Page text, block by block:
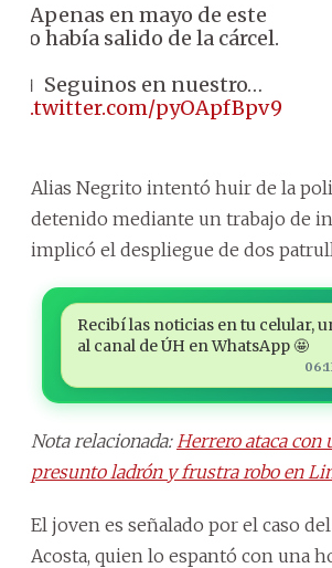
♦️ Apenas en mayo de este
año había salido de la cárcel.
📱 Seguinos en nuestro…
pic.twitter.com/pyOApfBpv9
Alias Negrito intentó huir de la
detenido mediante un trabajo de
implicó el despliegue de dos
Recibí las noticias en tu celular,
al canal de ÚH en WhatsApp 🤩
Nota relacionada: Herrero ataca con
presunto ladrón y frustra robo en
El joven es señalado por el caso
Acosta, quien lo espantó con una